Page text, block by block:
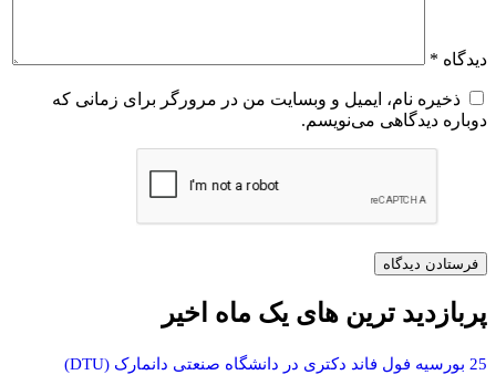
دیدگاه *
ذخیره نام، ایمیل و وبسایت من در مرورگر برای زمانی که
دوباره دیدگاهی می‌نویسم.
پربازدید ترین های یک ماه اخیر
25 بورسیه فول فاند دکتری در دانشگاه صنعتی دانمارک (DTU)